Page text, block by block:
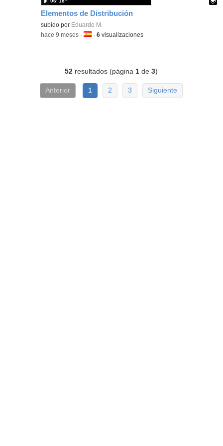
Elementos de Distribución
Contenido educativo.
subido por Eduardo M.
-hace 9 meses -Idioma:
-6 visualizaciones
52 resultados (página 1 de3)
Anterior 1 2 3 Siguiente